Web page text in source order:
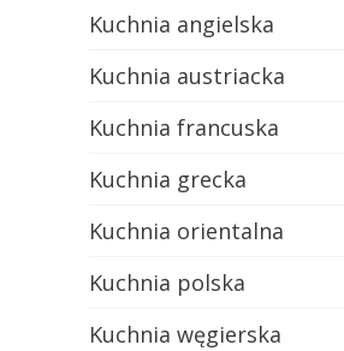
Kuchnia angielska
Kuchnia austriacka
Kuchnia francuska
Kuchnia grecka
Kuchnia orientalna
Kuchnia polska
Kuchnia węgierska